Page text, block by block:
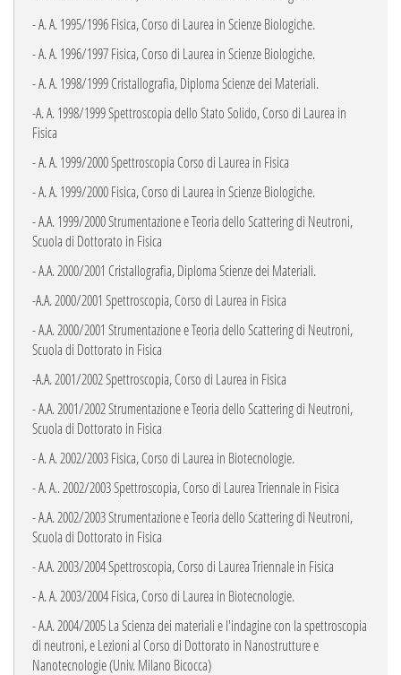
- A. A. 1995/1996 Fisica, Corso di Laurea in Scienze Biologiche.
- A. A. 1996/1997 Fisica, Corso di Laurea in Scienze Biologiche.
- A. A. 1998/1999 Cristallografia, Diploma Scienze dei Materiali.
-A. A. 1998/1999 Spettroscopia dello Stato Solido, Corso di Laurea in
Fisica
- A. A. 1999/2000 Spettroscopia Corso di Laurea in Fisica
- A. A. 1999/2000 Fisica, Corso di Laurea in Scienze Biologiche.
- A.A. 1999/2000 Strumentazione e Teoria dello Scattering di Neutroni,
Scuola di Dottorato in Fisica
- A.A. 2000/2001 Cristallografia, Diploma Scienze dei Materiali.
-A.A. 2000/2001 Spettroscopia, Corso di Laurea in Fisica
- A.A. 2000/2001 Strumentazione e Teoria dello Scattering di Neutroni,
Scuola di Dottorato in Fisica
-A.A. 2001/2002 Spettroscopia, Corso di Laurea in Fisica
- A.A. 2001/2002 Strumentazione e Teoria dello Scattering di Neutroni,
Scuola di Dottorato in Fisica
- A. A. 2002/2003 Fisica, Corso di Laurea in Biotecnologie.
- A. A.. 2002/2003 Spettroscopia, Corso di Laurea Triennale in Fisica
- A.A. 2002/2003 Strumentazione e Teoria dello Scattering di Neutroni,
Scuola di Dottorato in Fisica
- A.A. 2003/2004 Spettroscopia, Corso di Laurea Triennale in Fisica
- A. A. 2003/2004 Fisica, Corso di Laurea in Biotecnologie.
- A.A. 2004/2005 La Scienza dei materiali e l'indagine con la spettroscopia
di neutroni, e Lezioni al Corso di Dottorato in Nanostrutture e
Nanotecnologie (Univ. Milano Bicocca)